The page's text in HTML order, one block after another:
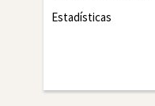
Estadísticas